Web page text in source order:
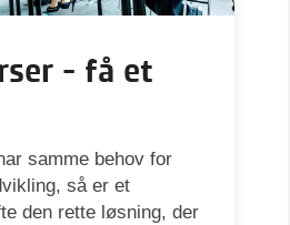
- få et
samme behov for
så er et
den rette løsning, der